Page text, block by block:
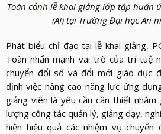
Toàn cảnh lễ khai giảng lớp tập huấn
(AI) tại Trường Đại học An
Phát biểu chỉ đạo tại lễ khai giảng,
Toàn nhấn mạnh vai trò của trí tuệ
chuyển đổi số và đổi mới giáo dục
định việc nâng cao năng lực ứng
giảng viên là yêu cầu cần thiết
lượng công tác quản lý, giảng dạy,
hiện hiệu quả các nhiệm vụ